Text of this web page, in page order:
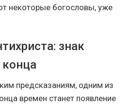
некоторые богословы, уже
знак
предсказаниям, одним из
времен станет появление